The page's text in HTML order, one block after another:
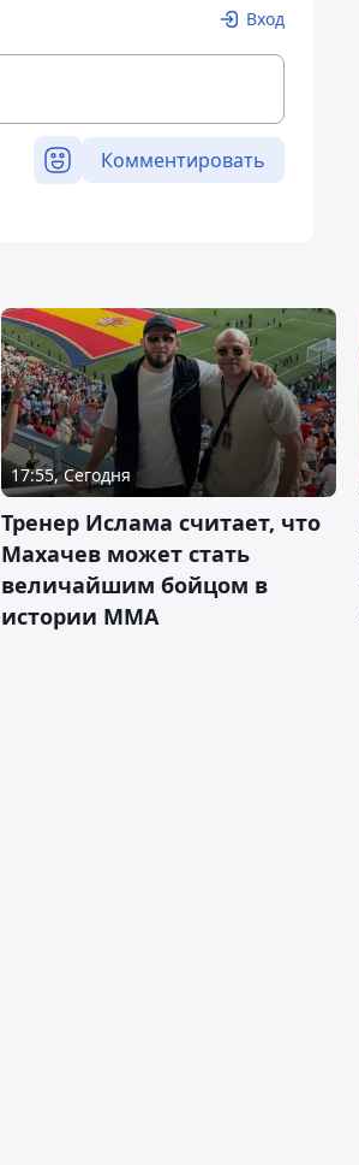
Вход
Комментировать
17:55, Сегодня
Тренер Ислама считает, что
Махачев может стать
величайшим бойцом в
истории ММА